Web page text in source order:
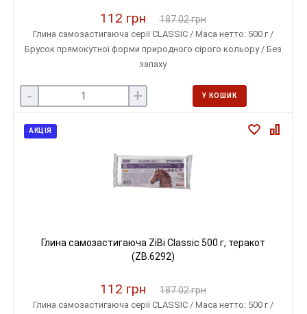
112 грн 187.02 грн
Глина самозастигаюча серії CLASSIC / Маса нетто: 500 г /
Брусок прямокутної форми природного сірого кольору / Без
запаху
- + У КОШИК
АКЦІЯ
Глина самозастигаюча ZiBi Classic 500 г, теракот
(ZB.6292)
112 грн 187.02 грн
Глина самозастигаюча серії CLASSIC / Маса нетто: 500 г /